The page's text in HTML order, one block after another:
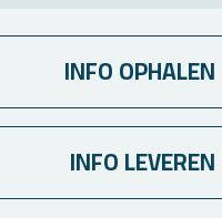
INFO OPHALEN
INFO LEVEREN